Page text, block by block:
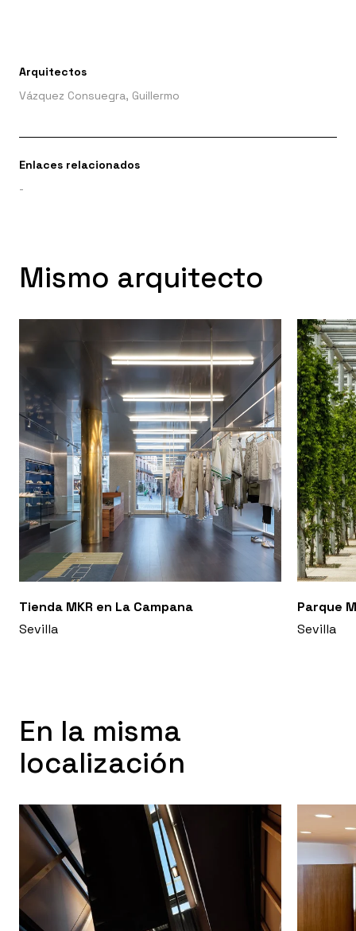
Arquitectos
Vázquez Consuegra, Guillermo
Enlaces relacionados
-
Mismo arquitecto
Tienda MKR en La Campana
Sevilla
Parque
Sevilla
En la misma
localización